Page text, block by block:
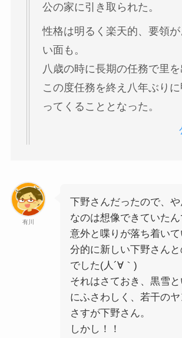
公の家に引き取られた。
性格は明るく楽天的、要領
い面も。
八歳の時に長期の任務で里を
この度任務を終え八年ぶり
ってくることとなった。
有川
下野さんだったので、
なのは想像できていた
意外と喋りが落ち着い
分的に新しい下野さん
でした(人´∀｀)
それはさておき、黒雪
にふさわしく、若干のヤ
さすが下野さん。
しかし！！